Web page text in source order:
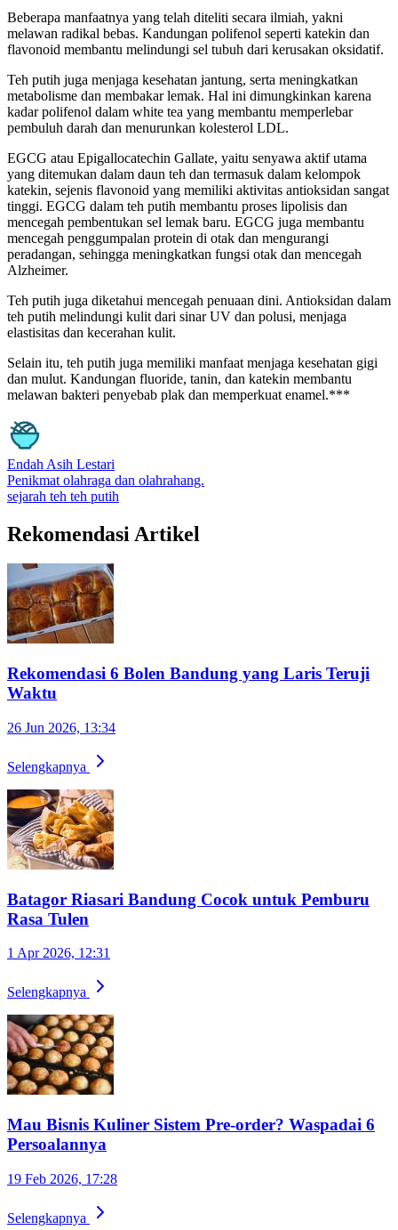
Beberapa manfaatnya yang telah diteliti secara ilmiah, yakni
melawan radikal bebas. Kandungan polifenol seperti katekin dan
flavonoid membantu melindungi sel tubuh dari kerusakan oksidatif.
Teh putih juga menjaga kesehatan jantung, serta meningkatkan
metabolisme dan membakar lemak. Hal ini dimungkinkan karena
kadar polifenol dalam white tea yang membantu memperlebar
pembuluh darah dan menurunkan kolesterol LDL.
EGCG atau Epigallocatechin Gallate, yaitu senyawa aktif utama
yang ditemukan dalam daun teh dan termasuk dalam kelompok
katekin, sejenis flavonoid yang memiliki aktivitas antioksidan sangat
tinggi. EGCG dalam teh putih membantu proses lipolisis dan
mencegah pembentukan sel lemak baru. EGCG juga membantu
mencegah penggumpalan protein di otak dan mengurangi
peradangan, sehingga meningkatkan fungsi otak dan mencegah
Alzheimer.
Teh putih juga diketahui mencegah penuaan dini. Antioksidan dalam
teh putih melindungi kulit dari sinar UV dan polusi, menjaga
elastisitas dan kecerahan kulit.
Selain itu, teh putih juga memiliki manfaat menjaga kesehatan gigi
dan mulut. Kandungan fluoride, tanin, dan katekin membantu
melawan bakteri penyebab plak dan memperkuat enamel.***
Endah Asih Lestari
Penikmat olahraga dan olahrahang.
sejarah teh teh putih
Rekomendasi Artikel
Rekomendasi 6 Bolen Bandung yang Laris Teruji
Waktu
26 Jun 2026, 13:34
Selengkapnya
Batagor Riasari Bandung Cocok untuk Pemburu
Rasa Tulen
1 Apr 2026, 12:31
Selengkapnya
Mau Bisnis Kuliner Sistem Pre-order? Waspadai 6
Persoalannya
19 Feb 2026, 17:28
Selengkapnya